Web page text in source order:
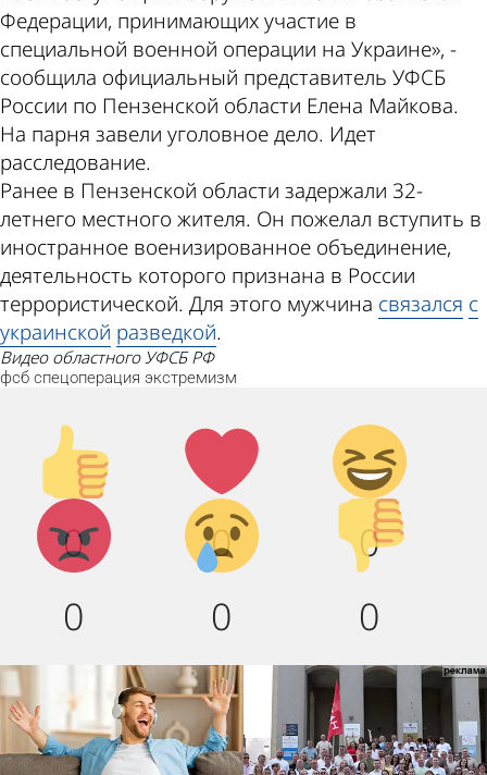
Федерации, принимающих участие в
специальной военной операции на Украине», -
сообщила официальный представитель УФСБ
России по Пензенской области Елена Майкова.
На парня завели уголовное дело. Идет
расследование.
Ранее в Пензенской области задержали 32-
летнего местного жителя. Он пожелал вступить в
иностранное военизированное объединение,
деятельность которого признана в России
террористической. Для этого мужчина связался с
украинской разведкой.
видео областного УФСБ РФ
фсб спецоперация экстремизм
Палец
вверх!
0
Лайк!
0
Дикий
смех!
0
Агрессия!
0
Грусть
:(
0
Палец
вниз!
0